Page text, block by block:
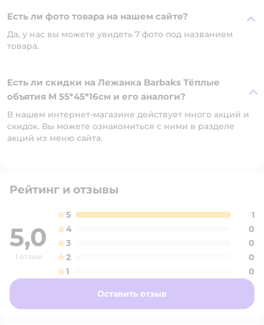
Есть ли фото товара на нашем сайте?
Да, у нас вы можете увидеть 7 фото под названием
товара.
Есть ли скидки на Лежанка Barbaks Тёплые
объятия M 55*45*16см и его аналоги?
В нашем интернет-магазине действует много акций и
скидок. Вы можете ознакомиться с ними в разделе
акций из меню сайта.
Рейтинг и отзывы
5,0
1 отзыв
5
1
4
0
3
0
2
0
1
0
Оставить отзыв